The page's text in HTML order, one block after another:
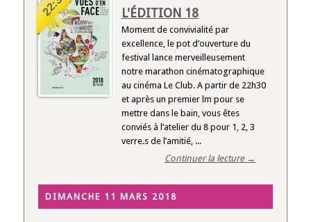
L'ÉDITION 18
Moment de convivialité par
excellence, le pot d’ouverture du
festival lance merveilleusement
notre marathon cinématographique
au cinéma Le Club. A partir de 22h30
et après un premier lm pour se
mettre dans le bain, vous êtes
conviés à l’atelier du 8 pour 1, 2, 3
verre.s de l’amitié, ...
Continuer la lecture →
DIMANCHE 11 MARS 2018